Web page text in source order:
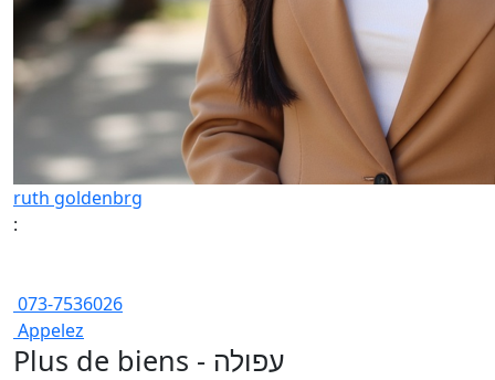
ruth goldenbrg
:
073-7536026
Appelez
Plus de biens - עפולה